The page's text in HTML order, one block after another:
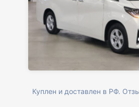
Куплен и доставлен в РФ.